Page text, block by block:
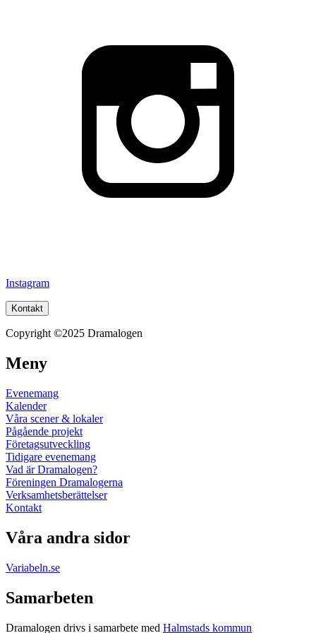
Instagram
Kontakt
Copyright ©2025 Dramalogen
Meny
Evenemang
Kalender
Våra scener & lokaler
Pågående projekt
Företagsutveckling
Tidigare evenemang
Vad är Dramalogen?
Föreningen Dramalogerna
Verksamhetsberättelser
Kontakt
Våra andra sidor
Variabeln.se
Samarbeten
Dramalogen drivs i samarbete med Halmstads kommun